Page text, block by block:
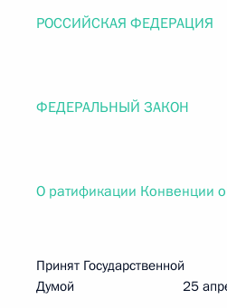
РОССИЙСКАЯ ФЕДЕРАЦИЯ
ФЕДЕРАЛЬНЫЙ ЗАКОН
О ратификации Конвенции
Принят Государственной
Думой 25 апреля